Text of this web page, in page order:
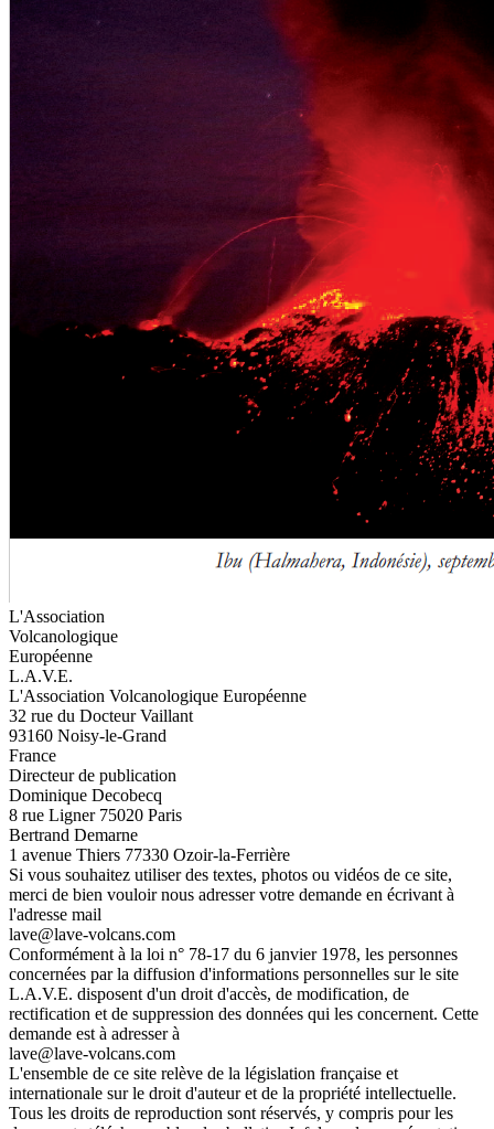
L'Association
Volcanologique
Européenne
L.A.V.E.
L'Association Volcanologique Européenne
32 rue du Docteur Vaillant
93160 Noisy-le-Grand
France
Directeur de publication
Dominique Decobecq
8 rue Ligner 75020 Paris
Bertrand Demarne
1 avenue Thiers 77330 Ozoir-la-Ferrière
Si vous souhaitez utiliser des textes, photos ou vidéos de ce site,
merci de bien vouloir nous adresser votre demande en écrivant à
l'adresse mail
lave@lave-volcans.com
Conformément à la loi n° 78-17 du 6 janvier 1978, les personnes
concernées par la diffusion d'informations personnelles sur le site
L.A.V.E. disposent d'un droit d'accès, de modification, de
rectification et de suppression des données qui les concernent. Cette
demande est à adresser à
lave@lave-volcans.com
L'ensemble de ce site relève de la législation française et
internationale sur le droit d'auteur et de la propriété intellectuelle.
Tous les droits de reproduction sont réservés, y compris pour les